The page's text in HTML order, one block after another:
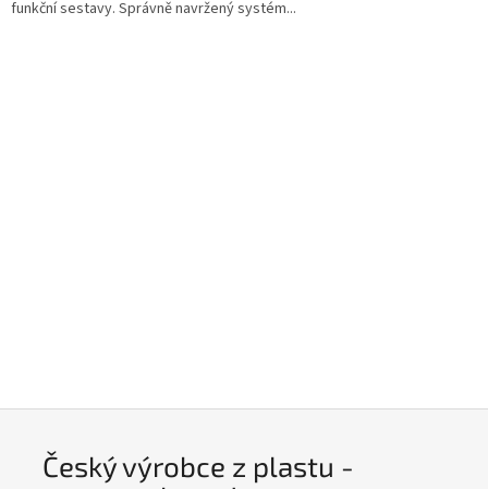
funkční sestavy. Správně navržený systém...
Český výrobce z plastu -